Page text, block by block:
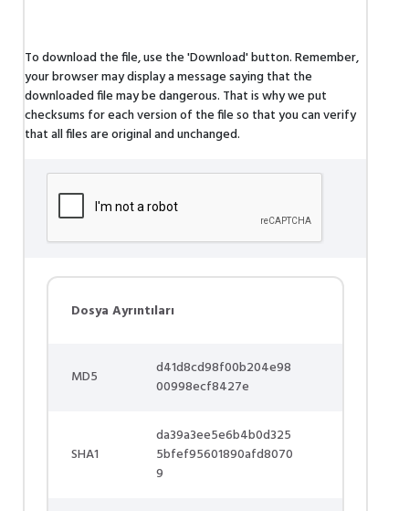
To download the file, use the 'Download' button. Remember,
your browser may display a message saying that the
downloaded file may be dangerous. That is why we put
checksums for each version of the file so that you can verify
that all files are original and unchanged.
Dosya Ayrıntıları
MD5
d41d8cd98f00b204e98
00998ecf8427e
SHA1
da39a3ee5e6b4b0d325
5bfef95601890afd8070
9